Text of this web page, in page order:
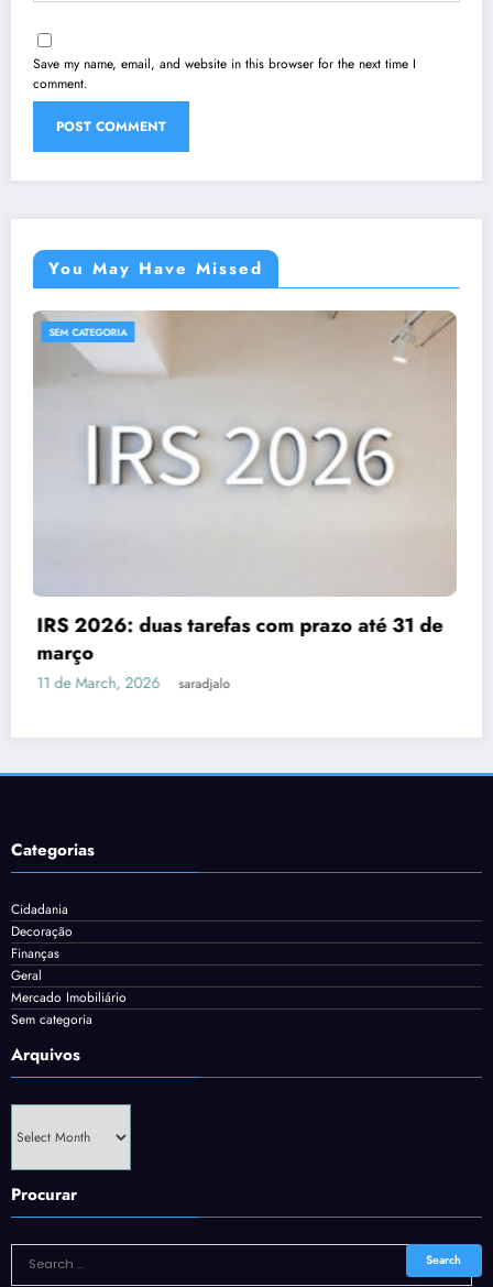
Save my name, email, and website in this browser for the next time I
comment.
You May Have Missed
SEM CATEGORIA
Despesas dedutíveis em IRS: tudo o que
3 de March, 2026
Categorias
Cidadania
Decoração
Finanças
Geral
Mercado Imobiliário
Sem categoria
Arquivos
Arquivos
Procurar